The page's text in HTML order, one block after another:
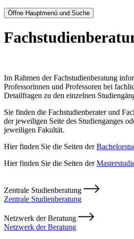
Öffne Hauptmenü und Suche
Im Rahmen der Fachstudienberatung
Professorinnen und Professoren bei
Detailfragen zu den einzelnen
Sie finden die Fachstudienberater und
der jeweiligen Seite des Studienganges
jeweiligen Fakultät.
Hier finden Sie die Seiten der
Hier finden Sie die Seiten der
Zentrale Studienberatung
Zentrale Studienberatung
Netzwerk der Beratung
Netzwerk der Beratung